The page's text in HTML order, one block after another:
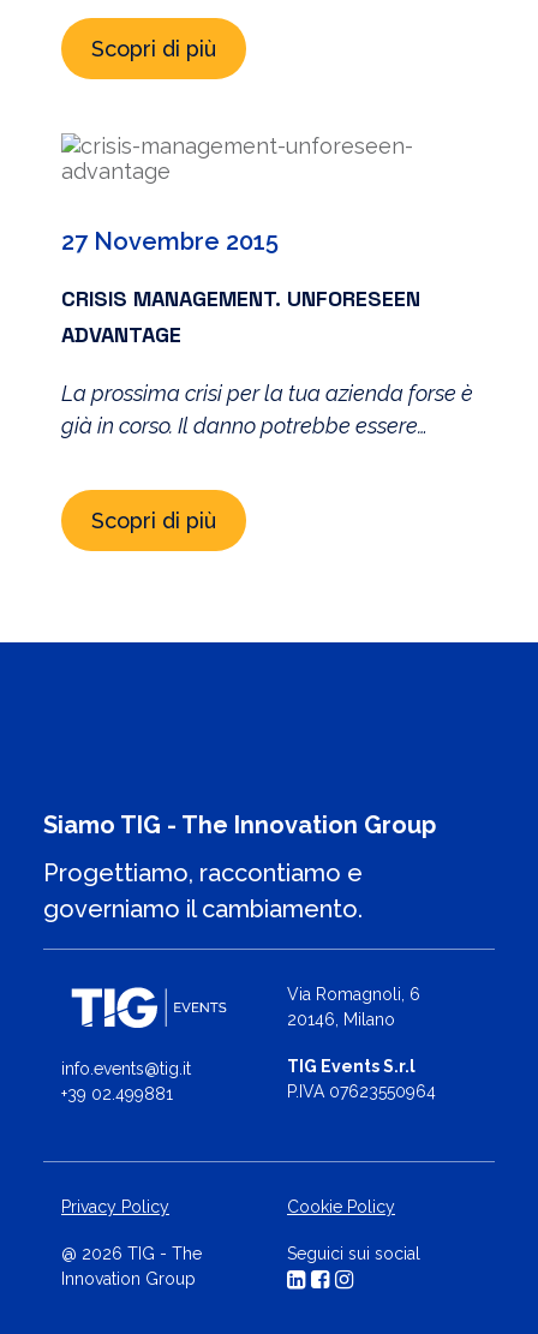
Assistant Professor of Management
Information Systems presso la LIUC e
Head of Smart Factory Projects presso
opportunità derivanti dalle tecnologie che
abilitano il paradigma dell’Internet of
[…]
Scopri di più
27 Novembre 2015
CRISIS MANAGEMENT. UNFORESEEN
ADVANTAGE
La prossima crisi per la tua azienda forse è
già in corso. Il danno potrebbe essere
operatività del Business. Il Webinar “Crisis
Management. Unforeseen advantage”,
organizzato da The Innovation Group e
Scopri di più
Siamo TIG - The Innovation Group
Progettiamo, raccontiamo e
governiamo il cambiamento.
info.events@tig.it
+39 02.499881
Via Romagnoli, 6
20146, Milano
TIG Events S.r.l
P.IVA 07623550964
Privacy Policy Cookie Policy
@ 2026 TIG - The
Innovation Group
Seguici sui social